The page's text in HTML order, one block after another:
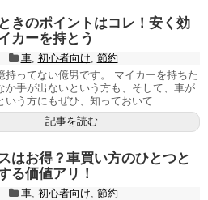
きのポイントはコレ！安く効
カーを持とう
車, 初心者向け, 節約
持ってない億男です。 マイカーを持ちた
か手が出ないという方も、そして、車が
いう方にもぜひ、知っておいて...
記事を読む
はお得？車買い方のひとつと
る価値アリ！
車, 初心者向け, 節約